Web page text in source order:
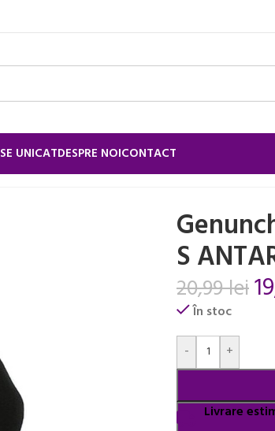
UNICATDESPRE NOICONTACT
S
20,99lei
În stoc
-
+
Alternative:
Livrare